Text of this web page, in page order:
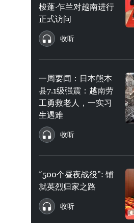
梭蓬·乍兰对越南进行
正式访问
收听
一周要闻：日本熊本
县7.1级强震：越南劳
工勇救老人，一实习
生遇难
收听
“500个昼夜战役”: 铺
就英烈归家之路
收听